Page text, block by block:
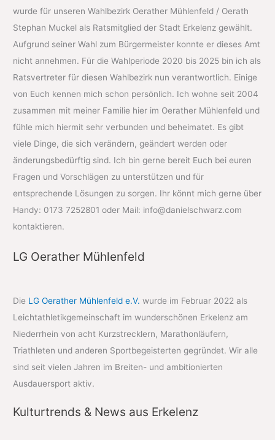
wurde für unseren Wahlbezirk Oerather Mühlenfeld / Oerath
Stephan Muckel als Ratsmitglied der Stadt Erkelenz gewählt.
Aufgrund seiner Wahl zum Bürgermeister konnte er dieses Amt
nicht annehmen. Für die Wahlperiode 2020 bis 2025 bin ich als
Ratsvertreter für diesen Wahlbezirk nun verantwortlich. Einige
von Euch kennen mich schon persönlich. Ich wohne seit 2004
zusammen mit meiner Familie hier im Oerather Mühlenfeld und
fühle mich hiermit sehr verbunden und beheimatet. Es gibt
viele Dinge, die sich verändern, geändert werden oder
änderungsbedürftig sind. Ich bin gerne bereit Euch bei euren
Fragen und Vorschlägen zu unterstützen und für
entsprechende Lösungen zu sorgen. Ihr könnt mich gerne über
Handy: 0173 7252801 oder Mail: info@danielschwarz.com
kontaktieren.
LG Oerather Mühlenfeld
Die LG Oerather Mühlenfeld e.V. wurde im Februar 2022 als
Leichtathletikgemeinschaft im wunderschönen Erkelenz am
Niederrhein von acht Kurzstrecklern, Marathonläufern,
Triathleten und anderen Sportbegeisterten gegründet. Wir alle
sind seit vielen Jahren im Breiten- und ambitionierten
Ausdauersport aktiv.
Kulturtrends & News aus Erkelenz